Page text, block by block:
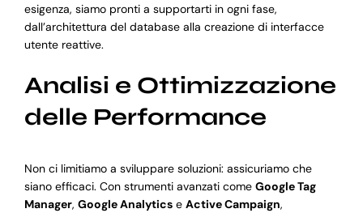
esigenza, siamo pronti a supportarti in ogni fase,
dall’architettura del database alla creazione di interfacce
utente reattive.
Analisi e Ottimizzazione
delle Performance
Non ci limitiamo a sviluppare soluzioni: assicuriamo che
siano efficaci. Con strumenti avanzati come Google Tag
Manager, Google Analyticse Active Campaign,